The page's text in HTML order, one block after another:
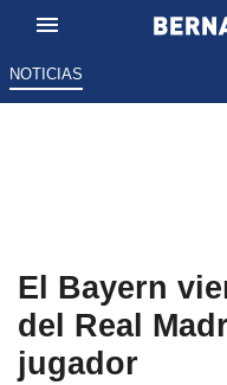
NOTICIAS
El Bayern
del Real
jugador